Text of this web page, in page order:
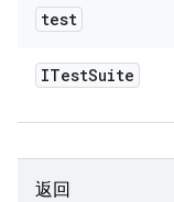
test
ITestSuite
返回